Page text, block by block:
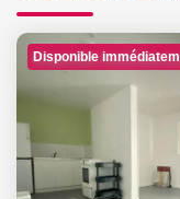
Disponible